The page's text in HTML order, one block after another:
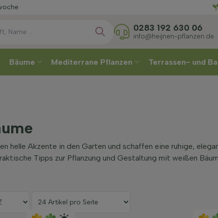
0283 192 630 06
info@heijnen-pflanzen.de
Bäume Mediterrane Pflanzen Terrassen- und
helle Akzente in den Garten und schaffen eine ruhige,
Tipps zur Pflanzung und Gestaltung mit weißen